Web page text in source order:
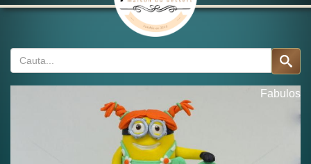
Fabulos